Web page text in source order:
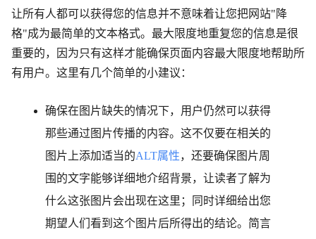
让所有人都可以获得您的信息并不意味着让您把网站"降
格"成为最简单的文本格式。最大限度地重复您的信息是很
重要的，因为只有这样才能确保页面内容最大限度地帮助所
有用户。这里有几个简单的小建议：
确保在图片缺失的情况下，用户仍然可以获得
那些通过图片传播的内容。这不仅要在相关的
图片上添加适当的ALT属性，还要确保图片周
围的文字能够详细地介绍背景，让读者了解为
什么这张图片会出现在这里；同时详细给出您
期望人们看到这个图片后所得出的结论。简言